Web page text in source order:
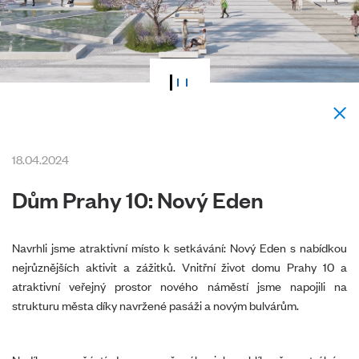
18.04.2024
Dům Prahy 10: Nový Eden
Navrhli jsme atraktivní místo k setkávání: Nový Eden s nabídkou
nejrůznějších aktivit a zážitků. Vnitřní život domu Prahy 10 a
atraktivní veřejný prostor nového náměstí jsme napojili na
strukturu města díky navržené pasáži a novým bulvárům.